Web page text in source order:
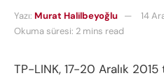
Yazı: Murat Halilbeyoğlu
14
Okuma süresi: 2 mins read
TP-LINK, 17-20 Aralık